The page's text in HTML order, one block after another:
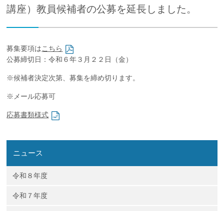
社会貢献
お問い合わせ交通アクセス
講座）教員候補者の公募を延長しました。
募集要項はこちら
公募締切日：令和６年３月２２日（金）
※候補者決定次第、募集を締め切ります。
※メール応募可
応募書類様式
ニュース
令和８年度
令和７年度